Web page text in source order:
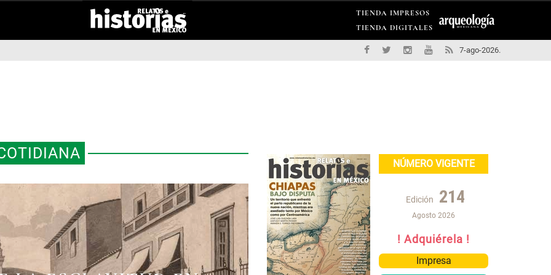
TIENDA IMPRESOS
TIENDA DIGITALES
7-ago-2026.
NÚMERO VIGENTE
Edición 214
Agosto 2026
! Adquiérela !
Impresa